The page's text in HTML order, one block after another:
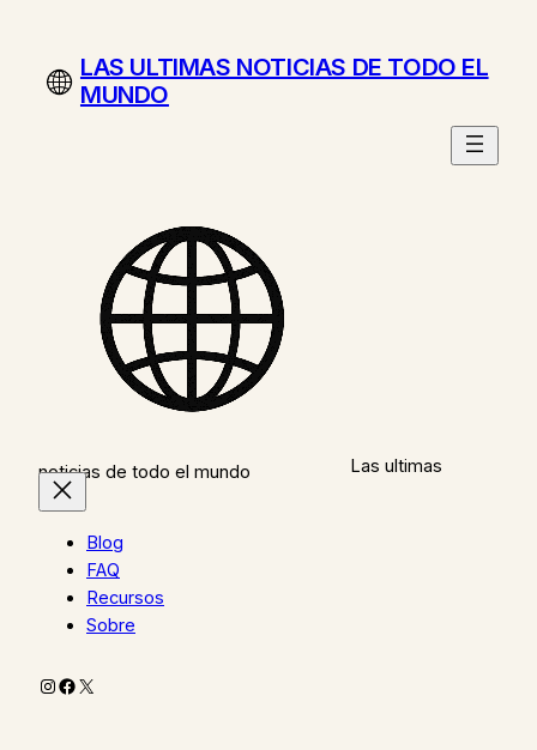
contenidoLAS ULTIMAS NOTICIAS DE TODO EL
MUNDO
Las ultimas
noticias de todo el mundo
Blog
FAQ
Recursos
Sobre
Instagram
Facebook
X